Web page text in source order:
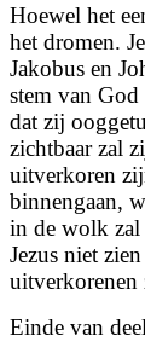
Hoewel het
het dromen.
Jakobus en
stem van
dat zij
zichtbaar zal
uitverkoren
binnengaan,
in de wolk zal
Jezus niet
uitverkorenen
Einde van